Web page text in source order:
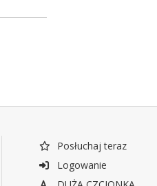
Posłuchaj teraz
Logowanie